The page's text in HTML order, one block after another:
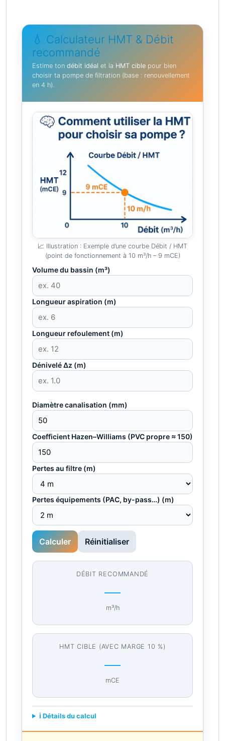
💧 Calculateur HMT & Débit
recommandé
Estime ton débit idéal et la HMT cible pour bien
choisir ta pompe de filtration (base : renouvellement
en 4 h).
📈 Illustration : Exemple d’une courbe Débit / HMT
(point de fonctionnement à 10 m³/h – 9 mCE)
Volume du bassin (m³)
Longueur aspiration (m)
Longueur refoulement (m)
Dénivelé Δz (m)
Diamètre canalisation (mm)
Coefficient Hazen–Williams (PVC propre ≈ 150)
Pertes au filtre (m)
Pertes équipements (PAC, by-pass…) (m)
Calculer Réinitialiser
DÉBIT RECOMMANDÉ
—
m³/h
HMT CIBLE (AVEC MARGE 10 %)
—
mCE
ℹ️ Détails du calcul